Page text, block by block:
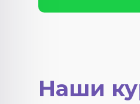
Наши